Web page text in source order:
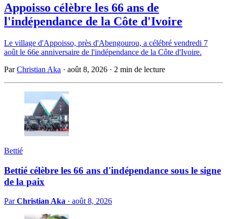
Appoisso célèbre les 66 ans de
l'indépendance de la Côte d'Ivoire
Le village d'Appoisso, près d'Abengourou, a célébré vendredi 7
août le 66e anniversaire de l'indépendance de la Côte d'Ivoire.
ParChristian Aka · août 8, 2026 · 2 min de lecture
Bettié
Bettié célèbre les 66 ans d'indépendance sous le signe
de la paix
ParChristian Aka · août 8, 2026